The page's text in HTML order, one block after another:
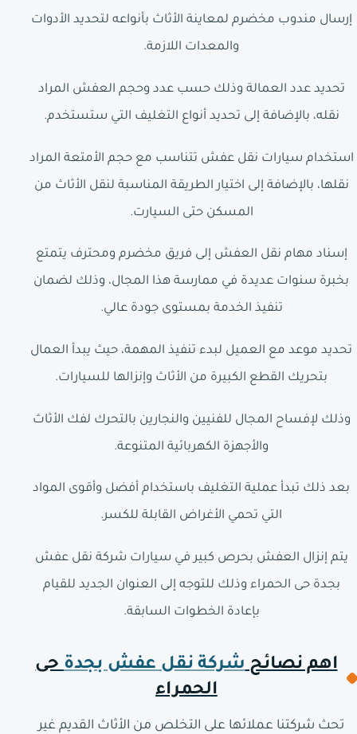
إرسال مندوب مخضرم لمعاينة الأثاث بأنواعه لتحديد الأدوات
والمعدات اللازمة.
تحديد عدد العمالة وذلك حسب عدد وحجم العفش المراد
نقله، بالإضافة إلى تحديد أنواع التغليف التي ستستخدم.
استخدام سيارات نقل عفش تتناسب مع حجم الأمتعة المراد
نقلها، بالإضافة إلى اختيار الطريقة المناسبة لنقل الأثاث من
المسكن حتى السيارت.
إسناد مهام نقل العفش إلى فريق مخضرم ومحترف يتمتع
بخبرة سنوات عديدة في ممارسة هذا المجال، وذلك لضمان
تنفيذ الخدمة بمستوى جودة عالي.
تحديد موعد مع العميل لبدء تنفيذ المهمة، حيث يبدأ العمال
بتحريك القطع الكبيرة من الأثاث وإنزالها للسيارات.
وذلك لإفساح المجال للفنيين والنجارين بالتحرك لفك الأثاث
والأجهزة الكهربائية المتنوعة.
بعد ذلك تبدأ عملية التغليف باستخدام أفضل وأقوى المواد
التي تحمي الأغراض القابلة للكسر.
يتم إنزال العفش بحرص كبير في سيارات شركة نقل عفش
بجدة حى الحمراء وذلك للتوجه إلى العنوان الجديد للقيام
بإعادة الخطوات السابقة.
اهم نصائحشركة نقل عفش بجدةحى
الحمراء
تحث شركتنا عملائها على التخلص من الأثاث القديم غير